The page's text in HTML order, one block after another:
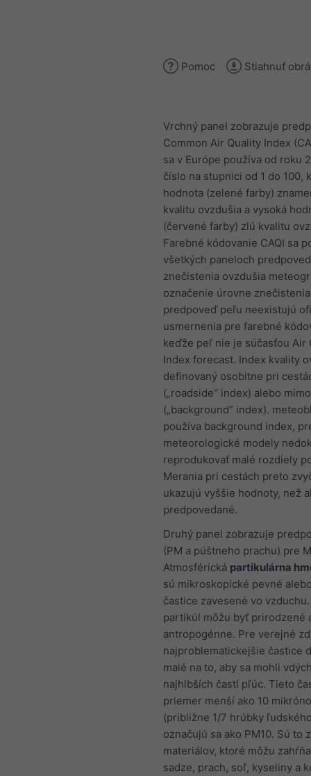
Pomoc Stiahnuť
Vrchný panel zobrazuje
Common Air Quality Index
sa v Európe používa od roku
číslo na stupnici od 1 do 100,
hodnota (zelené farby)
kvalitu ovzdušia a vysoká
(červené farby) zlú kvalitu
Farebné kódovanie CAQI sa
všetkých paneloch
znečistenia ovzdušia
označenie úrovne
predpoveď peľu neexistujú
usmernenia pre farebné
keďže peľ nie je súčasťou Air
Index forecast. Index kvality
definovaný osobitne pri
(„roadside“ index) alebo
(„background“ index).
používa background index,
meteorologické modely
reprodukovať malé rozdiely
Merania pri cestách preto
ukazujú vyššie hodnoty, než
predpovedané.
Druhý panel zobrazuje
(PM a púštneho prachu) pre
Atmosférická partikulárna
sú mikroskopické pevné
častice zavesené vo
partikúl môžu byť prirodzené
antropogénne. Pre verejné
najproblematickejšie častice
malé na to, aby sa mohli
najhlbších častí pľúc. Tieto
priemer menší ako 10
(približne 1/7 hrúbky
označujú sa ako PM10. Sú to
materiálov, ktoré môžu
sadze, prach, soľ, kyseliny a